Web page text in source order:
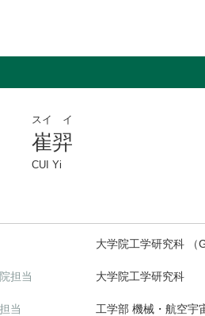
スイ イ
崔羿
CUI Yi
大学院工学研究科 （
担当 大学院工学研究科
当 工学部 機械・航空宇